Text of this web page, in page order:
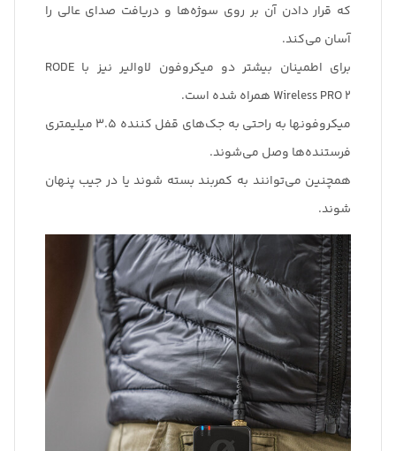
که قرار دادن آن بر روی سوژه‌ها و دریافت صدای عالی را
آسان می‌کند.
برای اطمینان بیشتر دو میکروفون لاوالیر نیز با RODE
Wireless PRO 2 همراه شده است.
میکروفونها به راحتی به جک‌های قفل کننده 3.5 میلیمتری
فرستنده‌ها وصل می‌شوند.
همچنین می‌توانند به کمربند بسته شوند یا در جیب پنهان
شوند.